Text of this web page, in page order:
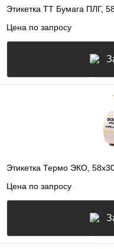
Этикетка ТТ Бумага ПЛГ,
Цена по запросу
Этикетка Термо ЭКО,
Цена по запросу